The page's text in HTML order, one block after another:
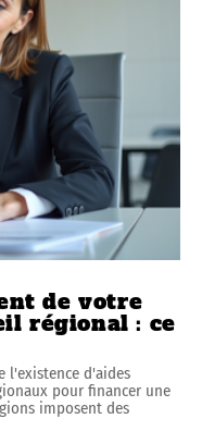
de votre
régional : ce
l'existence d'aides
pour financer une
imposent des